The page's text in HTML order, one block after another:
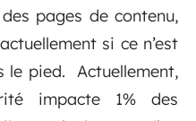
pages de contenu,
si ce n’est
le pied. Actuellement,
impacte 1% des